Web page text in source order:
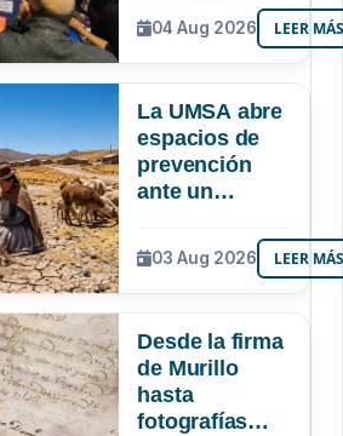
mineral que
Bolivia aún no
explora ni
04 Aug 2026 LEER
La UMSA abre
espacios de
prevención
ante un
Niño que
podría superar
a los tres
Bolivia
03 Aug 2026 LEER
Desde la firma
de Murillo
hasta
fotografías